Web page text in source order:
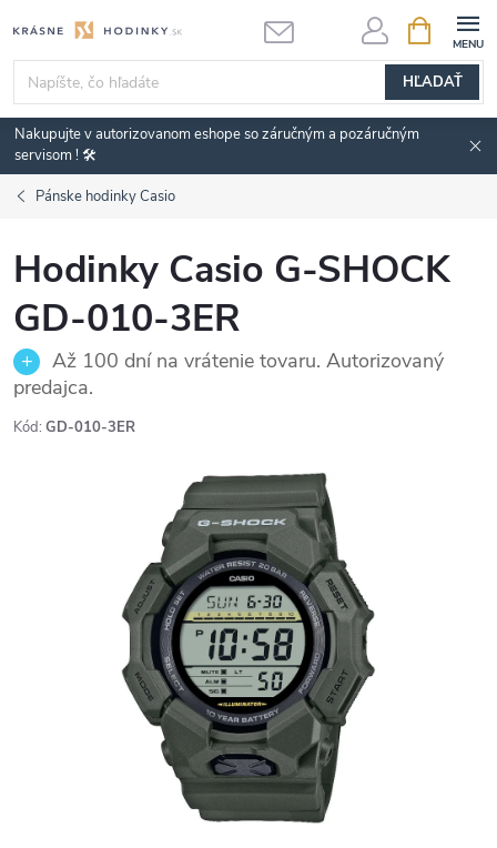
na
obsah
HĽADAŤ
KOŠÍK
Nakupujte v autorizovanom eshope so záručným a pozáručným
servisom ! 🛠️
Pánske hodinky Casio
Hodinky Casio G-SHOCK
GD-010-3ER
Až 100 dní na vrátenie tovaru. Autorizovaný
predajca.
Kód: GD-010-3ER